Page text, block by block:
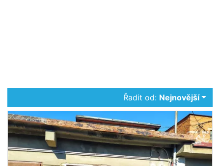
Řadit od: Nejnovější